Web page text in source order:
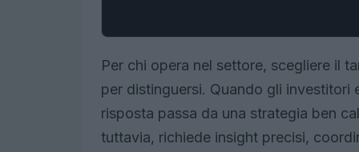
Per chi opera nel settore, scegliere il
per distinguersi. Quando gli investitori
risposta passa da una strategia ben
tuttavia, richiede insight precisi,